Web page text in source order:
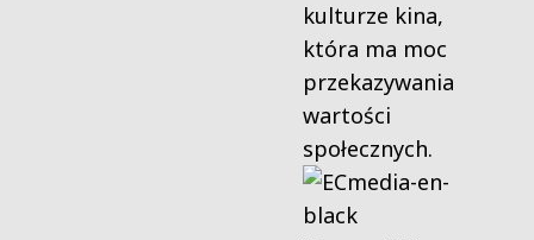
kulturze kina,
która ma moc
przekazywania
wartości
społecznych.